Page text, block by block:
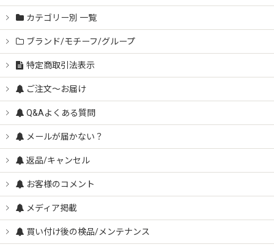
カテゴリー別 一覧
ブランド/モチーフ/グループ
特定商取引法表示
ご注文～お届け
Q&Aよくある質問
メールが届かない？
返品/キャンセル
お客様のコメント
メディア掲載
買い付け後の検品/メンテナンス